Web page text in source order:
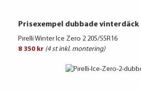
Prisexempel dubbade vinterdäck
Pirelli Winter Ice Zero 2 205/55R16
8 350 kr (4 st inkl. montering)